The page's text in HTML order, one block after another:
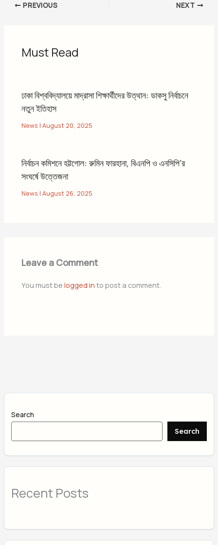
PREVIOUS NEXT
Must Read
ঢাকা বিশ্ববিদ্যালয়ে মাদ্রাসা শিক্ষার্থীদের উত্থান: ডাকসু নির্বাচনে
নতুন ইতিহাস
News |August 20, 2025
নির্বাচন কমিশনে হট্টগোল: রুমিন ফারহানা, বিএনপি ও এনসিপি’র
সংঘর্ষে উত্তেজনা
News |August 26, 2025
Leave a Comment
You must belogged in to post a comment.
Search
Search
Recent Posts